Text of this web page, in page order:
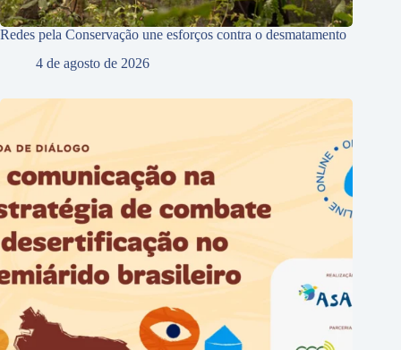
Redes pela Conservação une esforços contra o desmatamento
4 de agosto de 2026